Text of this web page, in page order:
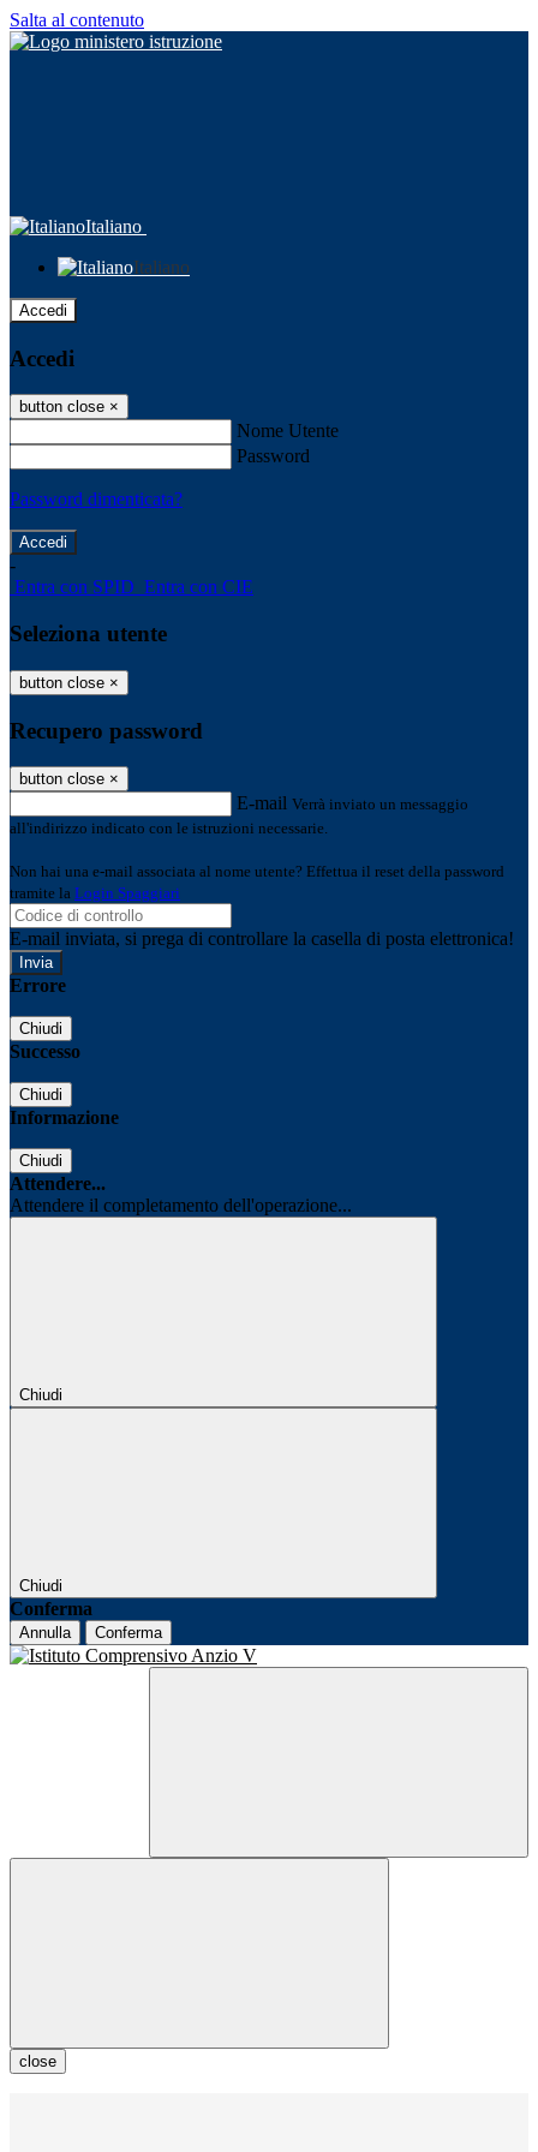
Salta al contenuto
Italiano
Italiano
Accedi
Accedi
button close ×
Nome Utente
Password
Password dimenticata?
-
Entra con SPID Entra con CIE
Seleziona utente
button close ×
Recupero password
button close ×
E-mail Verrà inviato un messaggio
all'indirizzo indicato con le istruzioni necessarie.
Non hai una e-mail associata al nome utente? Effettua il reset della password
tramite la Login Spaggiari
E-mail inviata, si prega di controllare la casella di posta elettronica!
Errore
Chiudi
Successo
Chiudi
Informazione
Chiudi
Attendere...
Attendere il completamento dell'operazione...
Chiudi
Chiudi
Conferma
Annulla Conferma
close